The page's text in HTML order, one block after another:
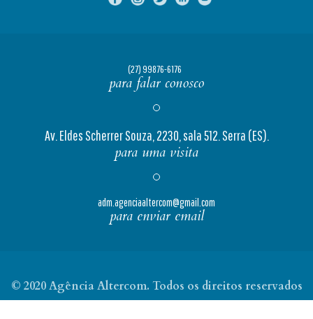
(27) 99876-6176
para falar conosco
Av. Eldes Scherrer Souza, 2230, sala 512. Serra (ES).
para uma visita
adm.agenciaaltercom@gmail.com
para enviar email
© 2020 Agência Altercom. Todos os direitos reservados